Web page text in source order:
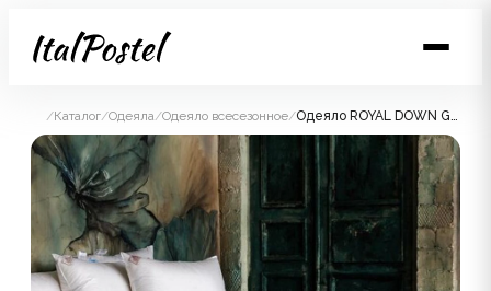
/Каталог/Одеяла/Одеяло всесезонное/ Одеяло ROYAL DOWN GRASS всесезонное 150x200